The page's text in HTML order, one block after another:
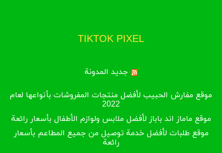
TIKTOK PIXEL
جديد المدونة
موقع مفارش الحبيب لأفضل منتجات المفروشات بأنواعها لعام
2022
موقع ماماز اند باباز لأفضل ملابس ولوازم الأطفال بأسعار رائعة
موقع طلبات لأفضل خدمة توصيل من جميع المطاعم بأسعار
رائعة